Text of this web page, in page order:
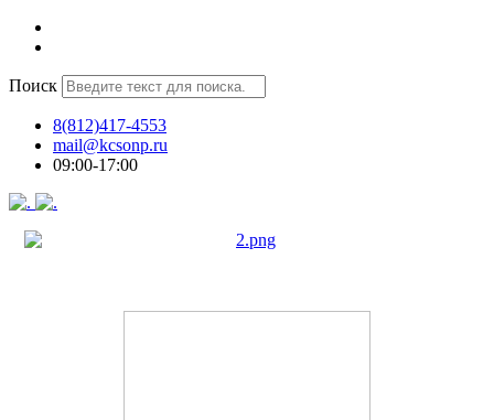
Поиск
8(812)417-4553
mail@kcsonp.ru
09:00-17:00